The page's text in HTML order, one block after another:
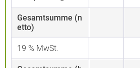
Gesamtsumme (n
etto)
19 % MwSt.